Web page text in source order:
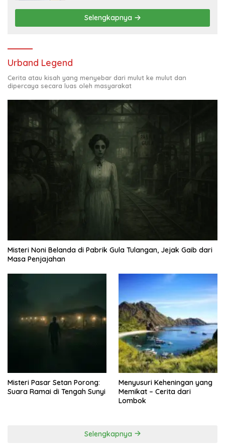
Selengkapnya
Urband Legend
Cerita atau kisah yang menyebar dari mulut ke mulut dan
dipercaya secara luas oleh masyarakat
Misteri Noni Belanda di Pabrik Gula Tulangan, Jejak Gaib dari
Masa Penjajahan
Misteri Pasar Setan Porong:
Suara Ramai di Tengah Sunyi
Menyusuri Keheningan yang
Memikat – Cerita dari
Lombok
Selengkapnya